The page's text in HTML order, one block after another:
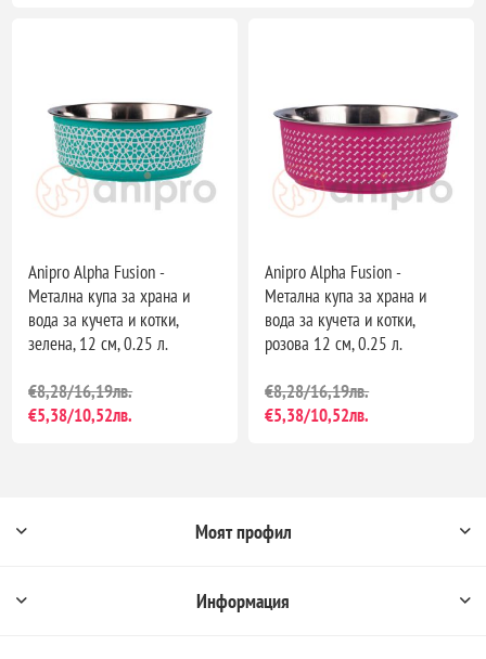
Anipro Alpha Fusion -
Метална купа за храна и
вода за кучета и котки,
зелена, 12 см, 0.25 л.
€8,28/16,19лв.
€5,38/10,52лв.
Anipro Alpha Fusion -
Метална купа за храна и
вода за кучета и котки,
розова 12 см, 0.25 л.
€8,28/16,19лв.
€5,38/10,52лв.
Моят профил
Информация